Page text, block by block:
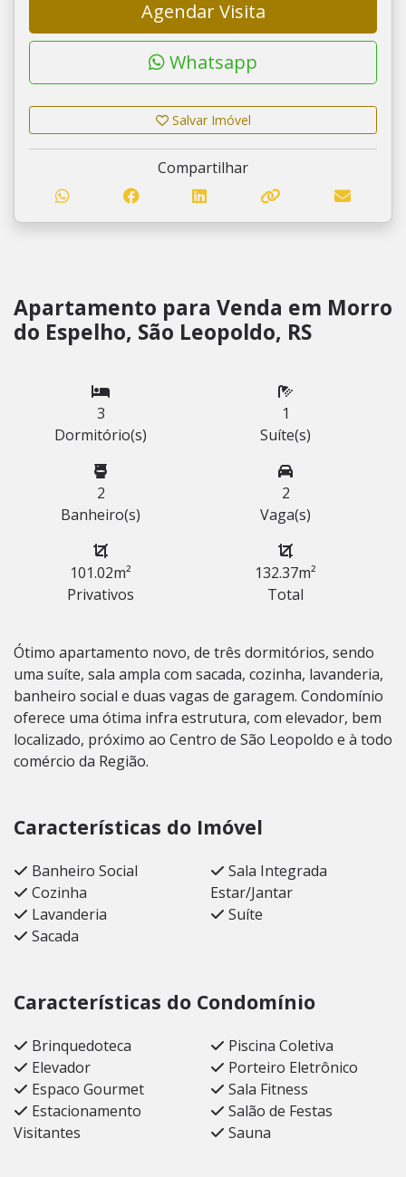
Apartamento para Venda em Morro
do Espelho, São Leopoldo, RS
3
Dormitório(s)
1
Suíte(s)
2
Banheiro(s)
2
Vaga(s)
101.02m²
Privativos
132.37m²
Total
Ótimo apartamento novo, de três dormitórios, sendo
uma suíte, sala ampla com sacada, cozinha, lavanderia,
banheiro social e duas vagas de garagem. Condomínio
oferece uma ótima infra estrutura, com elevador, bem
localizado, próximo ao Centro de São Leopoldo e à todo
comércio da Região.
Características do Imóvel
Banheiro Social
Cozinha
Lavanderia
Sacada
Sala Integrada
Estar/Jantar
Suíte
Características do Condomínio
Brinquedoteca
Elevador
Espaco Gourmet
Estacionamento
Visitantes
Piscina Coletiva
Porteiro Eletrônico
Sala Fitness
Salão de Festas
Sauna
Agendar Visita
Whatsapp
Salvar Imóvel
Compartilhar